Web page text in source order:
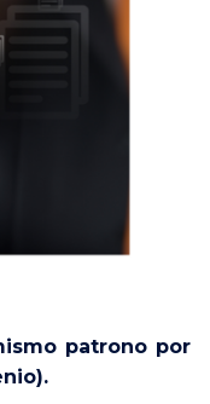
patrono por